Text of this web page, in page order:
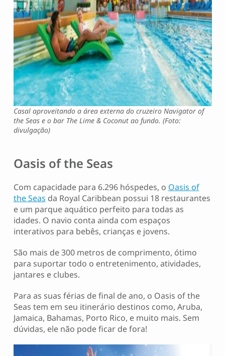
Casal aproveitando a área externa do cruzeiro Navigator of
the Seas e o bar The Lime & Coconut ao fundo. (Foto:
divulgação)
Oasis of the Seas
Com capacidade para 6.296 hóspedes, o Oasis of
the Seas da Royal Caribbean possui 18 restaurantes
e um parque aquático perfeito para todas as
idades. O navio conta ainda com espaços
interativos para bebês, crianças e jovens.
São mais de 300 metros de comprimento, ótimo
para suportar todo o entretenimento, atividades,
jantares e clubes.
Para as suas férias de final de ano, o Oasis of the
Seas tem em seu itinerário destinos como, Aruba,
Jamaica, Bahamas, Porto Rico, e muito mais. Sem
dúvidas, ele não pode ficar de fora!